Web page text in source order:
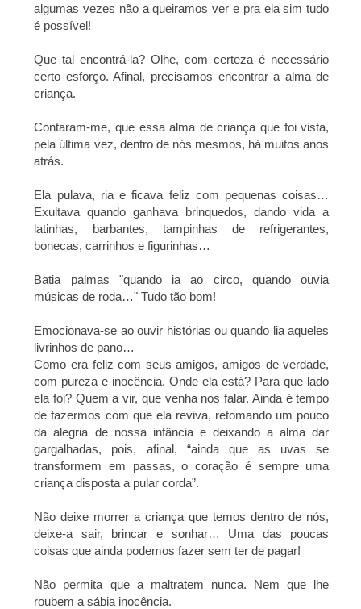
algumas vezes não a queiramos ver e pra ela sim tudo
é possível!
Que tal encontrá-la? Olhe, com certeza é necessário
certo esforço. Afinal, precisamos encontrar a alma de
criança.
Contaram-me, que essa alma de criança que foi vista,
pela última vez, dentro de nós mesmos, há muitos anos
atrás.
Ela pulava, ria e ficava feliz com pequenas coisas…
Exultava quando ganhava brinquedos, dando vida a
latinhas, barbantes, tampinhas de refrigerantes,
bonecas, carrinhos e figurinhas…
Batia palmas "quando ia ao circo, quando ouvia
músicas de roda…" Tudo tão bom!
Emocionava-se ao ouvir histórias ou quando lia aqueles
livrinhos de pano…
Como era feliz com seus amigos, amigos de verdade,
com pureza e inocência. Onde ela está? Para que lado
ela foi? Quem a vir, que venha nos falar. Ainda é tempo
de fazermos com que ela reviva, retomando um pouco
da alegria de nossa infância e deixando a alma dar
gargalhadas, pois, afinal, “ainda que as uvas se
transformem em passas, o coração é sempre uma
criança disposta a pular corda”.
Não deixe morrer a criança que temos dentro de nós,
deixe-a sair, brincar e sonhar… Uma das poucas
coisas que ainda podemos fazer sem ter de pagar!
Não permita que a maltratem nunca. Nem que lhe
roubem a sábia inocência.